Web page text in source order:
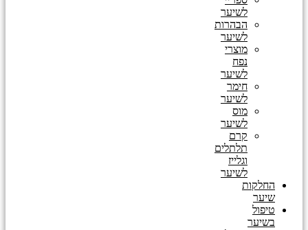
לשיער
הבהרות
לשיער
מוצרי
נפח
לשיער
חימר
לשיער
מוס
לשיער
קרם
תלתלים
וגלייז
לשיער
החלקות
שיער
טיפול
בשיער